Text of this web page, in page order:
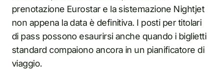
prenotazione Eurostar e la sistemazione Nightjet
non appena la data è definitiva. I posti per titolari
di pass possono esaurirsi anche quando i biglietti
standard compaiono ancora in un pianificatore di
viaggio.